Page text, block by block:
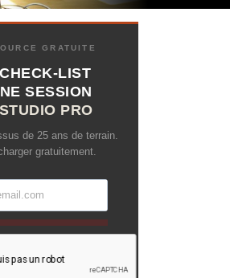
GRATUITE
LIST
SESSION
PRO
de 25 ans de terrain.
gratuitement.